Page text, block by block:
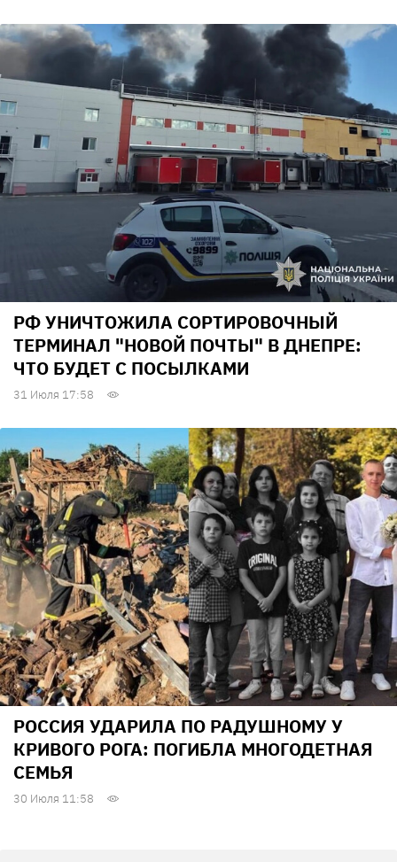
РФ УНИЧТОЖИЛА СОРТИРОВОЧНЫЙ
ТЕРМИНАЛ "НОВОЙ ПОЧТЫ" В ДНЕПРЕ:
ЧТО БУДЕТ С ПОСЫЛКАМИ
31 Июля 17:58
РОССИЯ УДАРИЛА ПО РАДУШНОМУ У
КРИВОГО РОГА: ПОГИБЛА МНОГОДЕТНАЯ
СЕМЬЯ
30 Июля 11:58